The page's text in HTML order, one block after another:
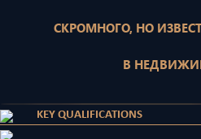
СКРОМНОГО, НО
В
KEY QUALIFICATIONS